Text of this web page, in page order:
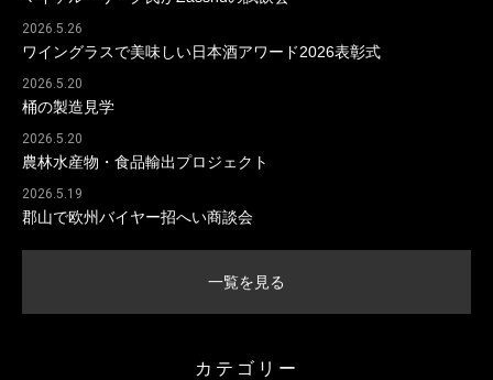
2026.5.26
ワイングラスで美味しい日本酒アワード2026表彰式
2026.5.20
桶の製造見学
2026.5.20
農林水産物・食品輸出プロジェクト
2026.5.19
郡山で欧州バイヤー招へい商談会
一覧を見る
カテゴリー